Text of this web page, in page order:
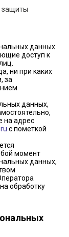
защиты
данных
доступ к
ни при каких
за
данных,
на адрес
с пометкой
момент
данных,
обработку